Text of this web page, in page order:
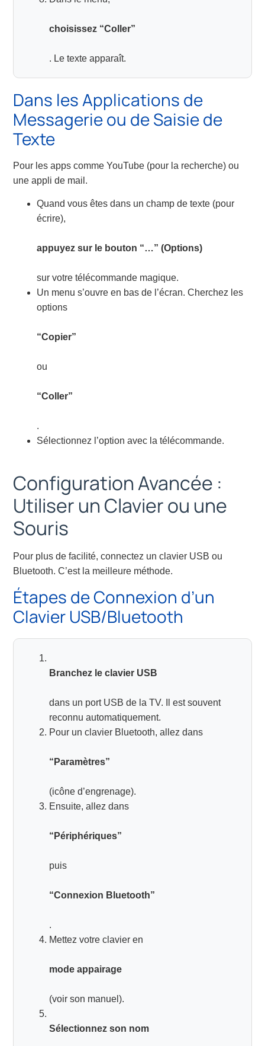
choisissez “Coller”
. Le texte apparaît.
Dans les Applications de
Messagerie ou de Saisie de
Texte
Pour les apps comme YouTube (pour la recherche) ou
une appli de mail.
Quand vous êtes dans un champ de texte (pour
écrire),
appuyez sur le bouton “…” (Options)
sur votre télécommande magique.
Un menu s’ouvre en bas de l’écran. Cherchez les
options
“Copier”
ou
“Coller”
.
Sélectionnez l’option avec la télécommande.
Configuration Avancée :
Utiliser un Clavier ou une
Souris
Pour plus de facilité, connectez un clavier USB ou
Bluetooth. C’est la meilleure méthode.
Étapes de Connexion d’un
Clavier USB/Bluetooth
Branchez le clavier USB
dans un port USB de la TV. Il est souvent
reconnu automatiquement.
Pour un clavier Bluetooth, allez dans
“Paramètres”
(icône d’engrenage).
Ensuite, allez dans
“Périphériques”
puis
“Connexion Bluetooth”
.
Mettez votre clavier en
mode appairage
(voir son manuel).
Sélectionnez son nom